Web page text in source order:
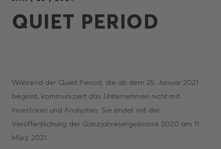
QUIET PERIOD
Während der Quiet Period, die ab dem 25. Januar 2021
beginnt, kommuniziert das Unternehmen nicht mit
Investoren und Analysten. Sie endet mit der
Veröffentlichung der Ganzjahresergebnisse 2020 am 11.
März 2021.